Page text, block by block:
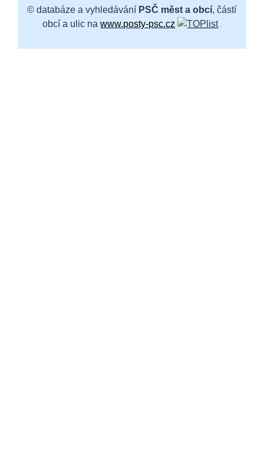
© databáze a vyhledávání PSČ měst a obcí, částí
obcí a ulic nawww.posty-psc.cz